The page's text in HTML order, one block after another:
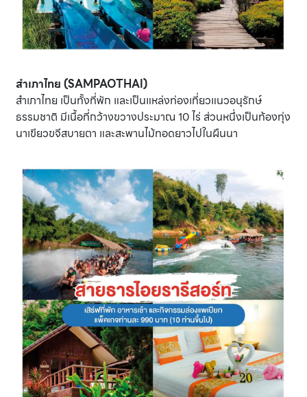
สำเภาไทย (SAMPAOTHAI)
สำเภาไทย เป็นทั้งที่พัก และเป็นแหล่งท่องเที่ยวแนวอนุรักษ์
ธรรมชาติ มีเนื้อที่กว้างขวางประมาณ 10 ไร่ ส่วนหนึ่งเป็นท้องทุ่ง
นาเขียวขจีสบายตา และสะพานไม้ทอดยาวไปในผืนนา